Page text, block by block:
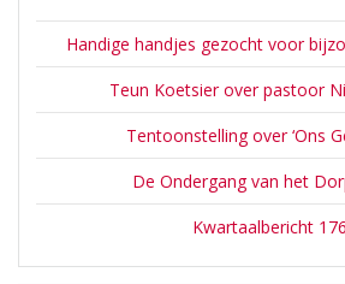
Handige handjes gezocht voor
Teun Koetsier over pastoor
Tentoonstelling over ‘Ons
De Ondergang van het
Kwartaalbericht 176